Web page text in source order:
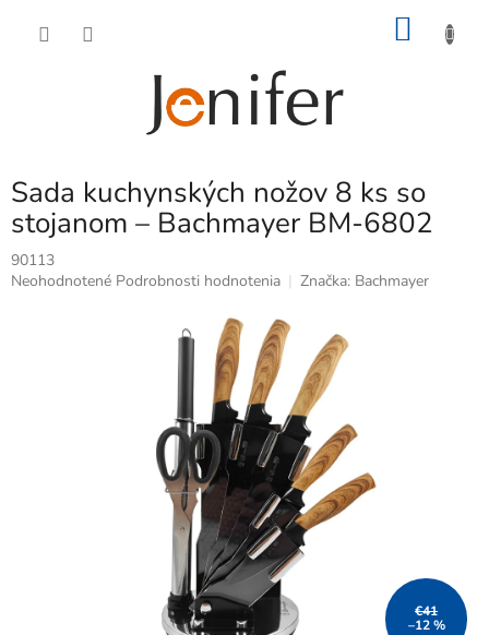
Sada kuchynských nožov 8 ks so
stojanom – Bachmayer BM-6802
90113
Priemerné
Neohodnotené Podrobnosti hodnotenia Značka: Bachmayer
€41
–12 %